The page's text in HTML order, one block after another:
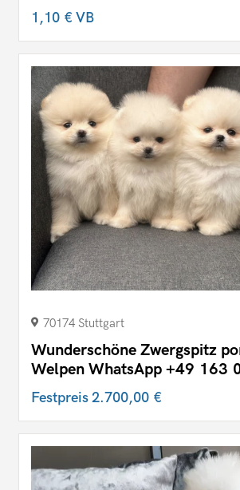
1,10 €VB
70174 Stuttgart
Wunderschöne Zwergspitz
Welpen WhatsApp ‪+49 163
Festpreis2.700,00 €